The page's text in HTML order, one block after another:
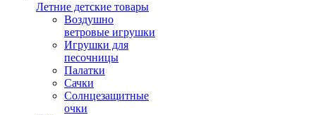
Летние детские товары
Воздушно
ветровые игрушки
Игрушки для
песочницы
Палатки
Сачки
Солнцезащитные
очки